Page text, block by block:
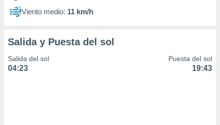
Viento medio: 11 km/h
Salida y Puesta del sol
Salida del sol
04:23
Puesta del sol
19:43